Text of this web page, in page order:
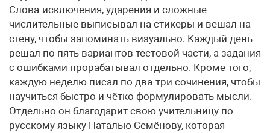
Слова-исключения, ударения и сложные
числительные выписывал на стикеры и вешал на
стену, чтобы запоминать визуально. Каждый день
решал по пять вариантов тестовой части, а задания
с ошибками прорабатывал отдельно. Кроме того,
каждую неделю писал по два-три сочинения, чтобы
научиться быстро и чётко формулировать мысли.
Отдельно он благодарит свою учительницу по
русскому языку Наталью Семёнову, которая